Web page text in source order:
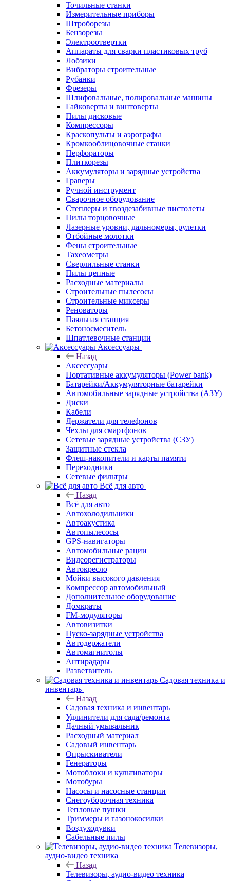
Точильные станки
Измерительные приборы
Штроборезы
Бензорезы
Электроотвертки
Аппараты для сварки пластиковых труб
Лобзики
Вибраторы строительные
Рубанки
Фрезеры
Шлифовальные, полировальные машины
Гайковерты и винтоверты
Пилы дисковые
Компрессоры
Краскопульты и аэрографы
Кромкооблицовочные станки
Перфораторы
Плиткорезы
Аккумуляторы и зарядные устройства
Граверы
Ручной инструмент
Сварочное оборудование
Степлеры и гвоздезабивные пистолеты
Пилы торцовочные
Лазерные уровни, дальномеры, рулетки
Отбойные молотки
Фены строительные
Тахеометры
Сверлильные станки
Пилы цепные
Расходные материалы
Строительные пылесосы
Строительные миксеры
Реноваторы
Паяльная станция
Бетоносмеситель
Шпатлевочные станции
Аксессуары
Назад
Аксессуары
Портативные аккумуляторы (Power bank)
Батарейки/Аккумуляторные батарейки
Автомобильные зарядные устройства (АЗУ)
Диски
Кабели
Держатели для телефонов
Чехлы для смартфонов
Сетевые зарядные устройства (СЗУ)
Защитные стекла
Флеш-накопители и карты памяти
Переходники
Сетевые фильтры
Всё для авто
Назад
Всё для авто
Автохолодильники
Автоакустика
Автопылесосы
GPS-навигаторы
Автомобильные рации
Видеорегистраторы
Автокресло
Мойки высокого давления
Компрессор автомобильный
Дополнительное оборудование
Домкраты
FM-модуляторы
Автовизитки
Пуско-зарядные устройства
Автодержатели
Автомагнитолы
Антирадары
Разветвитель
Садовая техника и
инвентарь
Назад
Садовая техника и инвентарь
Удлинители для сада/ремонта
Дачный умывальник
Расходный материал
Садовый инвентарь
Опрыскиватели
Генераторы
Мотоблоки и культиваторы
Мотобуры
Насосы и насосные станции
Снегоуборочная техника
Тепловые пушки
Триммеры и газонокосилки
Воздуходувки
Сабельные пилы
Телевизоры,
аудио-видео техника
Назад
Телевизоры, аудио-видео техника